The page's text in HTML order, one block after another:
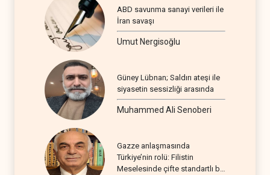
ABD savunma sanayi verileri ile
İran savaşı
Umut Nergisoğlu
Güney Lübnan; Saldırı ateşi ile
siyasetin sessizliği arasında
Muhammed Ali Senoberi
Gazze anlaşmasında
Türkiye’nin rolü: Filistin
Meselesinde çifte standartlı bir